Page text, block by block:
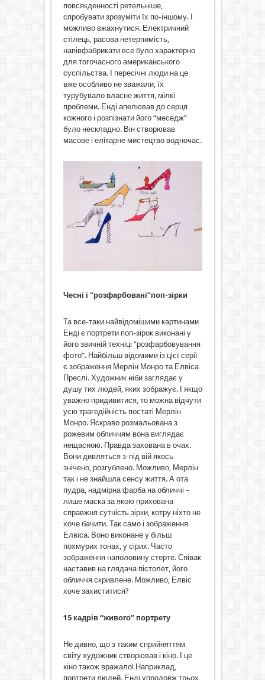
повсякденності ретельніше,
спробувати зрозуміти їх по-іншому. І
можливо вжахнутися. Електричний
стілець, расова нетерпимість,
напівфабрикати все було характерно
для тогочасного американського
суспільства. І пересічні люди на це
вже особливо не зважали, їх
турубувало власне життя, мілкі
проблеми. Енді апелював до серця
кожного і розпізнати його “меседж”
було нескладно. Він створював
масове і елітарне мистецтво водночас.
Чесні і “розфарбовані”поп-зірки
Та все-таки найвідомішими картинами
Енді є портрети поп-зірок виконані у
його звичній техніці “розфарбовування
фото”. Найбільш відомими із цієї серії
є зображення Мерлін Монро та Елвіса
Преслі. Художник ніби заглядає у
душу тих людей, яких зображує. І якщо
уважно придивитися, то можна відчути
усю трагедійність постаті Мерлін
Монро. Яскраво розмальована з
рожевим обличчям вона виглядає
нещасною. Правда захована в очах.
Вони дивляться з-під вій якось
знічено, розгублено. Можливо, Мерлін
так і не знайшла сенсу життя. А ота
пудра, надмірна фарба на обличчі –
лише маска за якою прихована
справжня сутність зірки, котру ніхто не
хоче бачити. Так само і зображення
Елвіса. Воно виконане у більш
похмурих тонах, у сірих. Часто
зображення наполовину стерте. Співак
наставив на глядача пістолет, його
обличчя скривлене. Можливо, Елвіс
хоче захиститися?
15 кадрів “живого” портрету
Не дивно, що з таким сприйняттям
світу художник створював і кіно. І це
кіно також вражало! Наприклад,
портрети людей. Енді упродовж трьох